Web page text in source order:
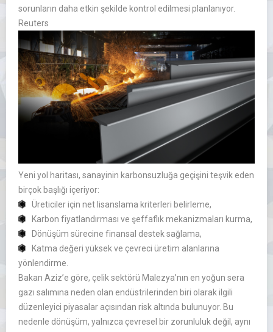
sorunların daha etkin şekilde kontrol edilmesi planlanıyor.
Reuters
Yeni yol haritası, sanayinin karbonsuzluğa geçişini teşvik eden
birçok başlığı içeriyor:
Üreticiler için net lisanslama kriterleri belirleme,
Karbon fiyatlandırması ve şeffaflık mekanizmaları kurma,
Dönüşüm sürecine finansal destek sağlama,
Katma değeri yüksek ve çevreci üretim alanlarına
yönlendirme.
Bakan Aziz’e göre, çelik sektörü Malezya’nın en yoğun sera
gazı salımına neden olan endüstrilerinden biri olarak ilgili
düzenleyici piyasalar açısından risk altında bulunuyor. Bu
nedenle dönüşüm, yalnızca çevresel bir zorunluluk değil, aynı